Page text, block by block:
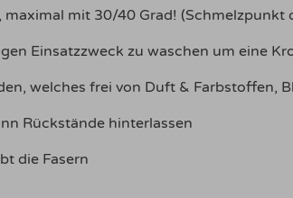
mit 30/40 Grad! (Schmelzpunkt
Einsatzzweck zu waschen um eine
welches frei von Duft & Farbstoffen,
Rückstände hinterlassen
die Fasern